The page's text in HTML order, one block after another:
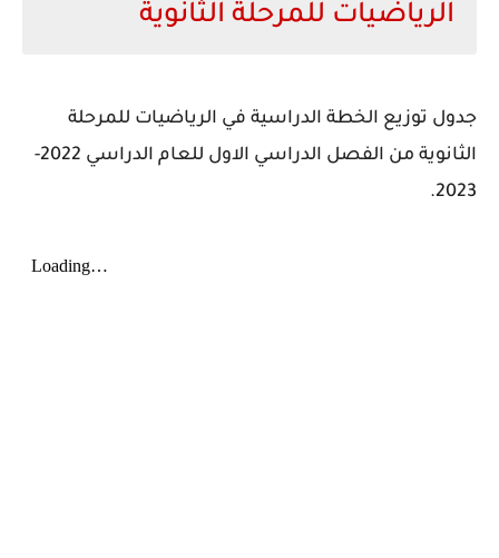
الرياضيات للمرحلة الثانوية
جدول توزيع الخطة الدراسية في الرياضيات للمرحلة
الثانوية من الفصل الدراسي الاول للعام الدراسي 2022-
2023.